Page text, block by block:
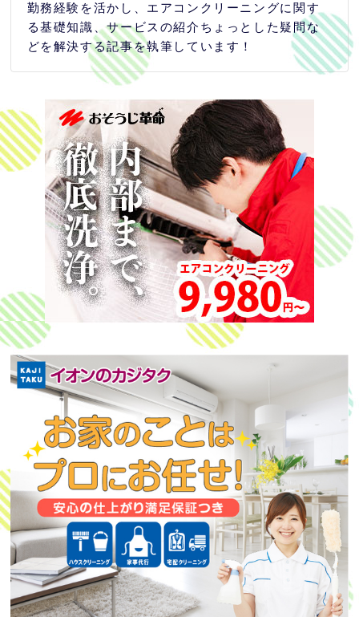
勤務経験を活かし、エアコンクリーニングに関す
る基礎知識、サービスの紹介ちょっとした疑問な
どを解決する記事を執筆しています！